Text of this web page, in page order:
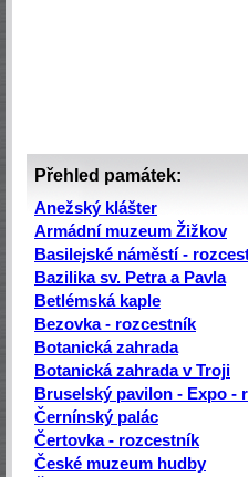
Přehled památek:
Anežský klášter
Armádní muzeum Žižkov
Basilejské náměstí -
Bazilika sv. Petra a Pavla
Betlémská kaple
Bezovka - rozcestník
Botanická zahrada
Botanická zahrada v Troji
Bruselský pavilon - Expo -
Černínský palác
Čertovka - rozcestník
České muzeum hudby